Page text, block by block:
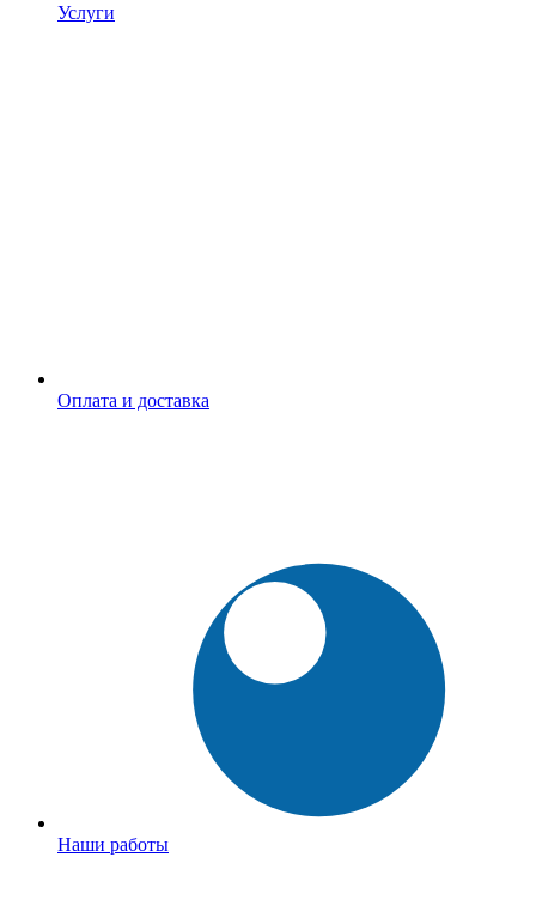
Услуги
Оплата и доставка
Наши работы